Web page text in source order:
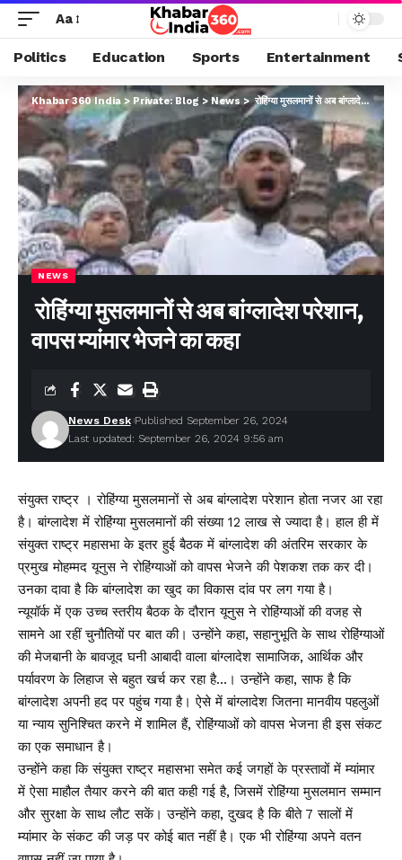
Aa
Politics Education Sports Entertainment
Khabar 360 India> Private: Blog > News >रोहिंग्या मुसलमानों से अब बांग्लादेश परेशान, वापस म्यांमार भेजने का कहा
NEWS
रोहिंग्या मुसलमानों से अब बांग्लादेश परेशान,
वापस म्यांमार भेजने का कहा
Last updated: September 26, 2024 9:56 am
News Desk Published September 26, 2024
संयुक्त राष्ट्र । रोहिंग्या मुसलमानों से अब बांग्लादेश परेशान होता नजर आ रहा
है। बांग्लादेश में रोहिंग्या मुसलमानों की संख्या 12 लाख से ज्यादा है। हाल ही में
संयुक्त राष्ट्र महासभा के इतर हुई बैठक में बांग्लादेश की अंतरिम सरकार के
प्रमुख मोहम्मद यूनुस ने रोहिंग्याओं को वापस भेजने की पेशकश तक कर दी।
उनका दावा है कि बांग्लादेश का खुद का विकास दांव पर लग गया है।
न्यूयॉर्क में एक उच्च स्तरीय बैठक के दौरान यूनुस ने रोहिंग्याओं की वजह से
सामने आ रहीं चुनौतियों पर बात की। उन्होंने कहा, सहानुभूति के साथ रोहिंग्याओं
की मेजबानी के बावजूद घनी आबादी वाला बांग्लादेश सामाजिक, आर्थिक और
पर्यावरण के लिहाज से बहुत खर्च कर रहा है…। उन्होंने कहा, साफ है कि
बांग्लादेश अपनी हद पर पहुंच गया है। ऐसे में बांग्लादेश जितना मानवीय पहलुओं
या न्याय सुनिश्चित करने में शामिल हैं, रोहिंग्याओं को वापस भेजना ही इस संकट
का एक समाधान है।
उन्होंने कहा कि संयुक्त राष्ट्र महासभा समेत कई जगहों के प्रस्तावों में म्यांमार
में ऐसा माहौल तैयार करने की बात कही गई है, जिसमें रोहिंग्या मुसलमान सम्मान
और सुरक्षा के साथ लौट सकें। उन्होंने कहा, दुखद है कि बीते 7 सालों में
म्यांमार के संकट की जड़ पर कोई बात नहीं है। एक भी रोहिंग्या अपने वतन